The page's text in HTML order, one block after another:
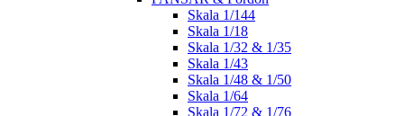
Skala 1/144
Skala 1/18
Skala 1/32 & 1/35
Skala 1/43
Skala 1/48 & 1/50
Skala 1/64
Skala 1/72 & 1/76